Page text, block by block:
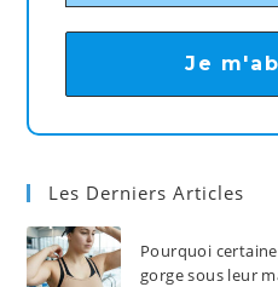
Les Derniers Articles
Pourquoi
gorge sous leur